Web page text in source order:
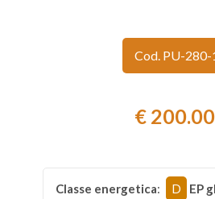
Cod. PU-280-
€
Classe energetica: D EP